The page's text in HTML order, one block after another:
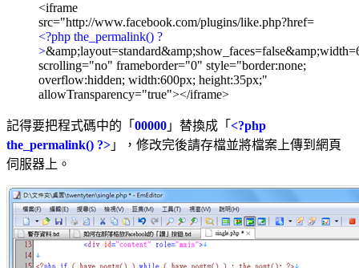
<iframe
src="http://www.facebook.com/plugins/like.php?href=
<?php the_permalink() ?
>
scrolling="no" frameborder="0" style="border:none;
overflow:hidden; width:600px; height:35px;"
allowTransparency="true"></iframe>
記得要把程式碼中的「 00000 」替換成「 <?php
the_permalink() ?> 」，修改完後請存檔並將檔案上傳到網頁
伺服器上。